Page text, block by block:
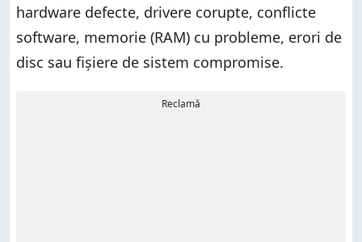
hardware defecte, drivere corupte, conflicte
software, memorie (RAM) cu probleme, erori de
disc sau fișiere de sistem compromise.
Reclamă